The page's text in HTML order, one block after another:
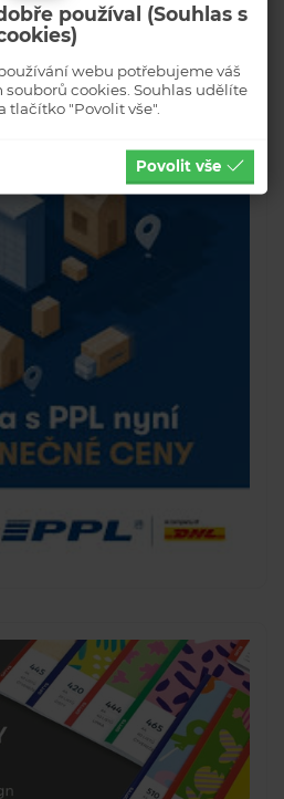
používal (Souhlas s
webu potřebujeme váš
cookies. Souhlas udělíte
tlačítko "Povolit vše".
Povolit vše